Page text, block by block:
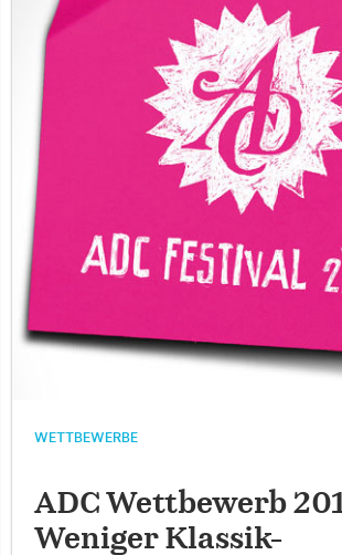
WETTBEWERBE
ADC Wettbewerb
Weniger Klassik-